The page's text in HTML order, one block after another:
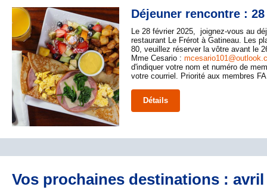
Déjeuner rencontre :
Le 28 février 2025, joignez-vous au
restaurant Le Frérot à Gatineau. Les
80, veuillez réserver la vôtre avant le
Mme Cesario :
d'indiquer votre nom et numéro de
votre courriel. Priorité aux membres
Détails
Vos prochaines destinations : avril